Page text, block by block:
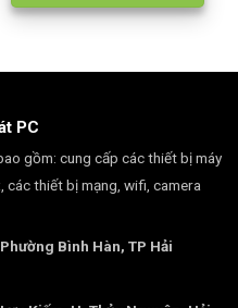
PC
gồm: cung cấp các thiết bị máy
các thiết bị mạng, wifi, camera
Bình Hàn, TP Hải